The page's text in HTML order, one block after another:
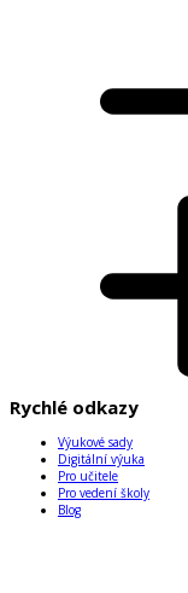
Rychlé odkazy
Výukové sady
Digitální výuka
Pro učitele
Pro vedení školy
Blog